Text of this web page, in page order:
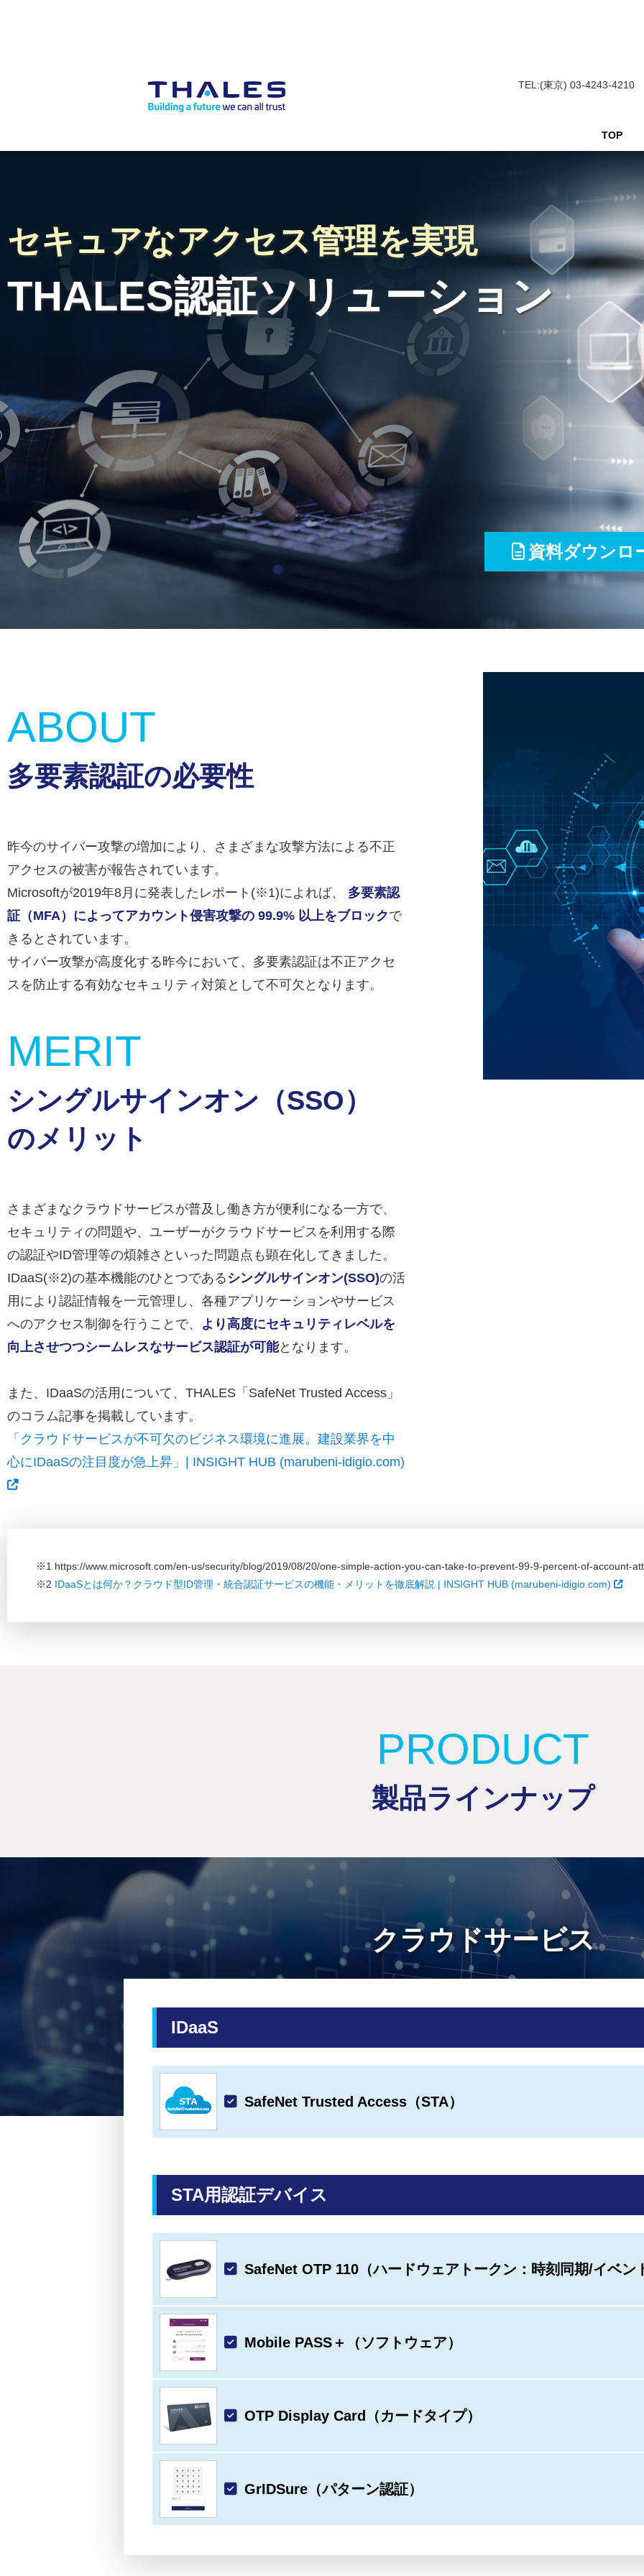
TOP
TEL:(東京) 03-4243-
セキュアなアクセス管理を実現
THALES認証ソリューション
資料ダウンロ
ABOUT
多要素認証の必要性
昨今のサイバー攻撃の増加により、さまざまな攻撃方法による不正
アクセスの被害が報告されています。
Microsoftが2019年8月に発表したレポート(※1)によれば、 多要素認
証（MFA）によってアカウント侵害攻撃の 99.9% 以上をブロックで
きるとされています。
サイバー攻撃が高度化する昨今において、多要素認証は不正アクセ
スを防止する有効なセキュリティ対策として不可欠となります。
MERIT
シングルサインオン（SSO）
のメリット
さまざまなクラウドサービスが普及し働き方が便利になる一方で、
セキュリティの問題や、ユーザーがクラウドサービスを利用する際
の認証やID管理等の煩雑さといった問題点も顕在化してきました。
IDaaS(※2)の基本機能のひとつである シングルサインオン(SSO)の活
用により認証情報を一元管理し、各種アプリケーションやサービス
へのアクセス制御を行うことで、 より高度にセキュリティレベルを
向上させつつシームレスなサービス認証が可能となります。
また、IDaaSの活用について、THALES「SafeNet Trusted Access」
のコラム記事を掲載しています。
「クラウドサービスが不可欠のビジネス環境に進展。建設業界を中
心にIDaaSの注目度が急上昇」| INSIGHT HUB (marubeni-idigio.com)
※1 https://www.microsoft.com/en-us/security/blog/2019/08/20/one-simple-action-you-can-take-to-prevent-99-9-percent-of-account-
※2 IDaaSとは何か？クラウド型ID管理・統合認証サービスの機能・メリットを徹底解説 | INSIGHT HUB (marubeni-idigio.com)
PRODUCT
製品ラインナップ
クラウドサービス
IDaaS
SafeNet Trusted Access（STA）
STA用認証デバイス
SafeNet OTP 110（ハードウェアトークン：時刻同期/イベン
Mobile PASS＋（ソフトウェア）
OTP Display Card（カードタイプ）
GrIDSure（パターン認証）